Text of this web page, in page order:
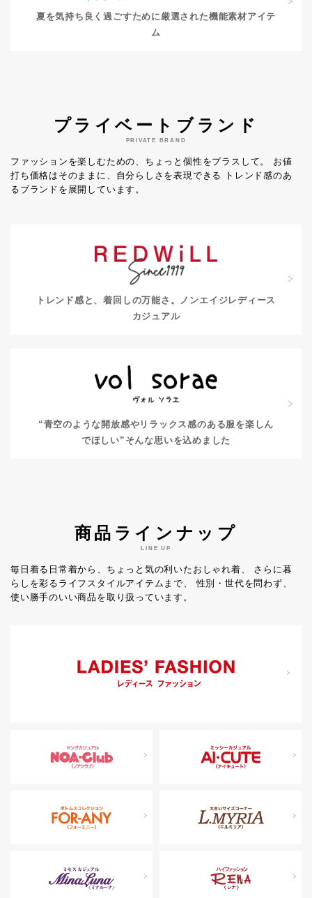
夏を気持ち良く過ごすために 厳選された機能素材アイテ
ム
プライベートブランド
PRIVATE BRAND
ファッションを楽しむための、ちょっと個性をプラスして。
お値
打ち価格はそのままに、自分らしさを表現できる
トレンド感のあ
るブランドを展開しています。
トレンド感と、着回しの万能さ。
ノンエイジレディース
カジュアル
“青空のような開放感やリラックス感のある服を楽しん
でほしい” そんな思いを込めました
商品ラインナップ
LINE UP
毎日着る日常着から、ちょっと気の利いたおしゃれ着、
さらに暮
らしを彩るライフスタイルアイテムまで、
性別・世代を問わず、
使い勝手のいい商品を取り扱っています。